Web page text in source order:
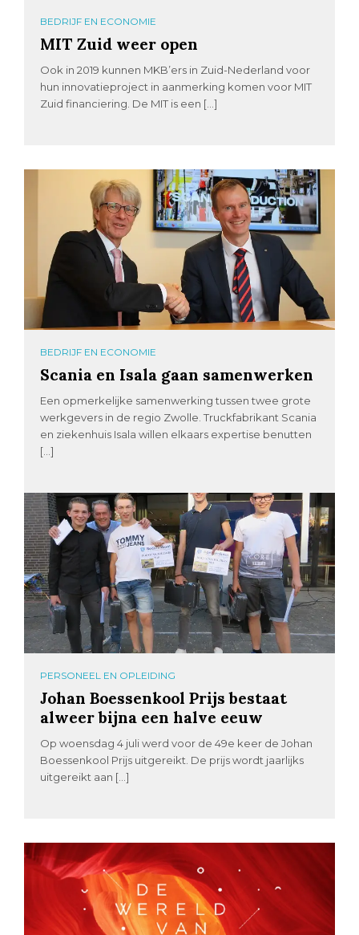
BEDRIJF EN ECONOMIE
MIT Zuid weer open
Ook in 2019 kunnen MKB’ers in Zuid-Nederland voor
hun innovatieproject in aanmerking komen voor MIT
Zuid financiering. De MIT is een […]
BEDRIJF EN ECONOMIE
Scania en Isala gaan samenwerken
Een opmerkelijke samenwerking tussen twee grote
werkgevers in de regio Zwolle. Truckfabrikant Scania
en ziekenhuis Isala willen elkaars expertise benutten
[…]
PERSONEEL EN OPLEIDING
Johan Boessenkool Prijs bestaat
alweer bijna een halve eeuw
Op woensdag 4 juli werd voor de 49e keer de Johan
Boessenkool Prijs uitgereikt. De prijs wordt jaarlijks
uitgereikt aan […]